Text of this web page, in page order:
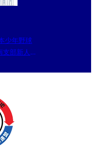
少年野球
部新人大